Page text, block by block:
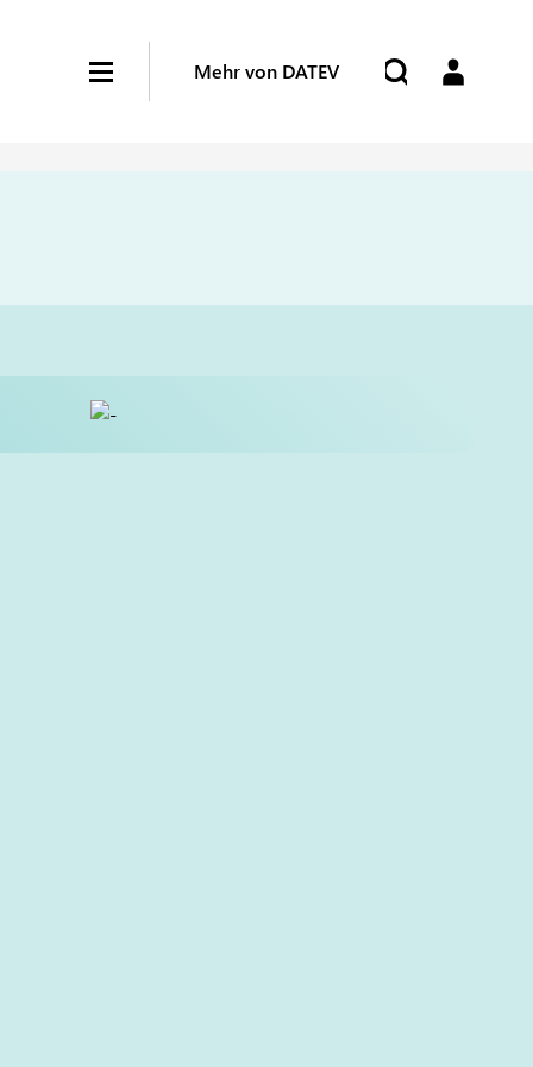
Mehr von DATEV